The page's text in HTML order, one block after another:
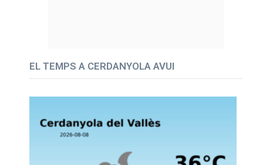
EL TEMPS A CERDANYOLA AVUI